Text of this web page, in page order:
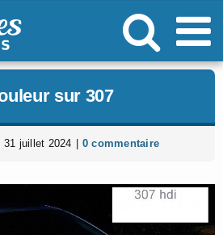
sur 307
31 juillet 2024 0 commentaire